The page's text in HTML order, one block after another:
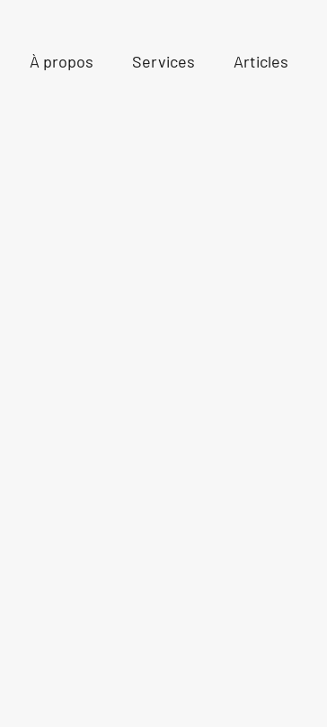
À propos Services Articles